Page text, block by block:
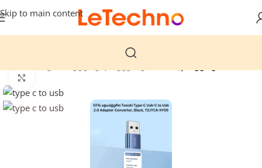
Skip to main content